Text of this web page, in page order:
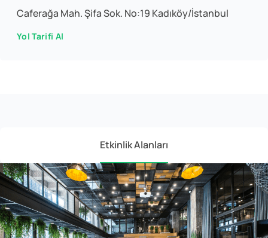
Caferağa Mah. Şifa Sok. No:19 Kadıköy/İstanbul
Yol Tarifi Al
Etkinlik Alanları